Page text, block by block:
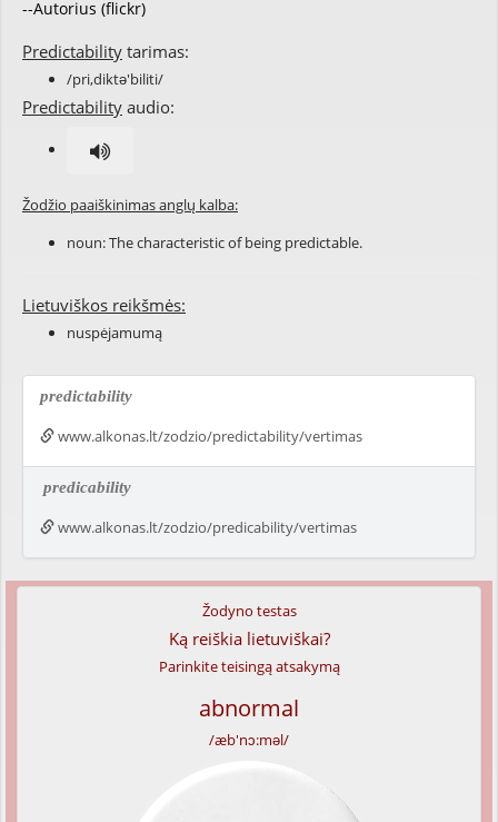
--Autorius (flickr)
Predictability tarimas:
/pri,diktə'biliti/
Predictability audio:
Žodžio paaiškinimas anglų kalba:
noun: The characteristic of being predictable.
Lietuviškos reikšmės:
nuspėjamumą
predictability
www.alkonas.lt/zodzio/predictability/vertimas
predicability
www.alkonas.lt/zodzio/predicability/vertimas
Žodyno testas
Ką reiškia lietuviškai?
Parinkite teisingą atsakymą
abnormal
/æb'nɔ:məl/